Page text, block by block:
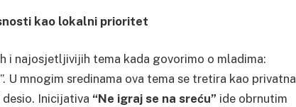
kao lokalni prioritet
i najosjetljivijih tema kada govorimo o mladima:
U mnogim sredinama ova tema se tretira kao privatna
Inicijativa “Ne igraj se na sreću” ide obrnutim